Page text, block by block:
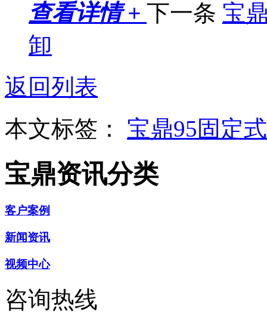
查看详情 + 下一条 宝
卸
返回列表
本文标签： 宝鼎95固定
宝鼎资讯分类
客户案例
新闻资讯
视频中心
咨询热线